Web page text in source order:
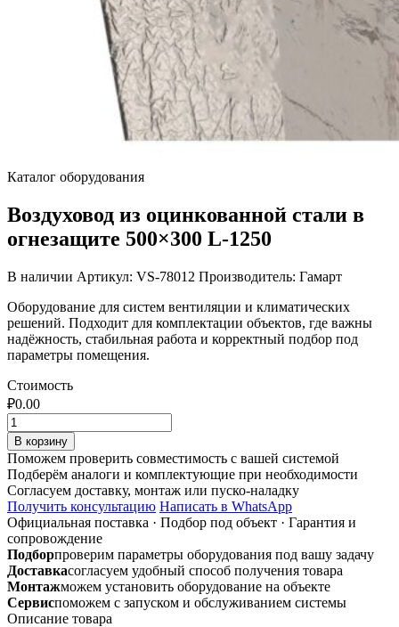
Каталог оборудования
Воздуховод из оцинкованной стали в
огнезащите 500×300 L-1250
В наличии Артикул: VS-78012 Производитель: Гамарт
Оборудование для систем вентиляции и климатических
решений. Подходит для комплектации объектов, где важны
надёжность, стабильная работа и корректный подбор под
параметры помещения.
Стоимость
₽0.00
Количество
товара
Воздуховод
из
оцинкованной
стали
в
огнезащите
500x300
L-
1250
В корзину
Поможем проверить совместимость с вашей системой
Подберём аналоги и комплектующие при необходимости
Согласуем доставку, монтаж или пуско-наладку
Получить консультацию Написать в WhatsApp
Официальная поставка · Подбор под объект · Гарантия и
сопровождение
Подборпроверим параметры оборудования под вашу задачу
Доставкасогласуем удобный способ получения товара
Монтажможем установить оборудование на объекте
Сервиспоможем с запуском и обслуживанием системы
Описание товара